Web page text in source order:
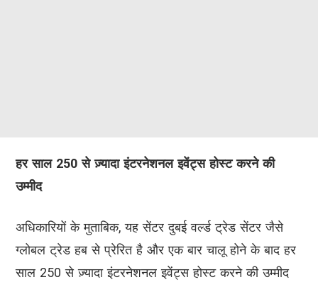
हर साल 250 से ज़्यादा इंटरनेशनल इवेंट्स होस्ट करने की
उम्मीद
अधिकारियों के मुताबिक, यह सेंटर दुबई वर्ल्ड ट्रेड सेंटर जैसे
ग्लोबल ट्रेड हब से प्रेरित है और एक बार चालू होने के बाद हर
साल 250 से ज़्यादा इंटरनेशनल इवेंट्स होस्ट करने की उम्मीद